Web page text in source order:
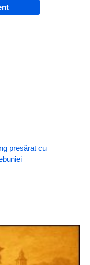
presărat cu